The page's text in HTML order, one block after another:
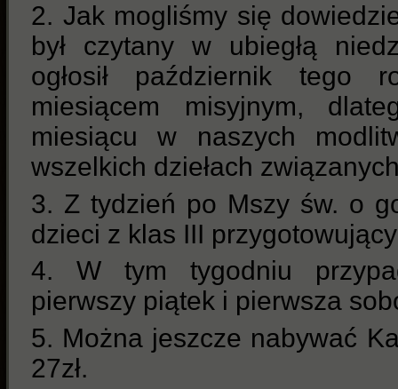
2. Jak mogliśmy się
był czytany w ubiegłą
ogłosił październik tego
miesiącem misyjnym,
miesiącu w naszych
wszelkich dziełach
3. Z tydzień po Mszy św. o
dzieci z klas III
4. W tym tygodniu
pierwszy piątek i pierwsza
5. Można jeszcze nabywać
27zł.